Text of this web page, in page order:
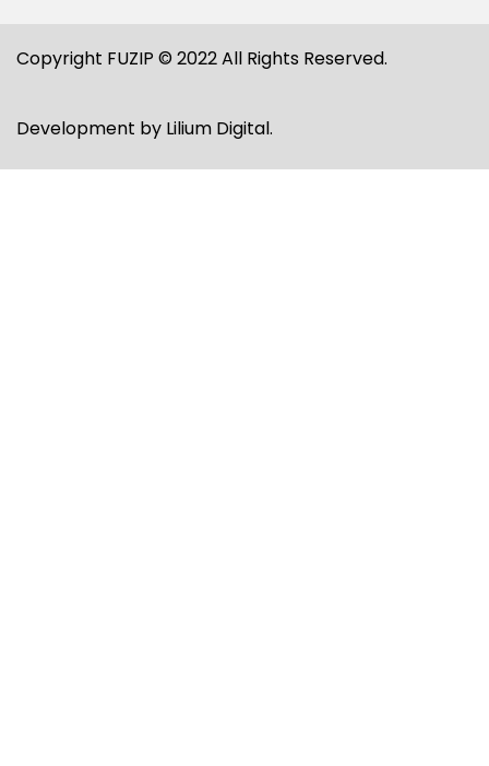
Copyright FUZIP © 2022 All Rights Reserved.
Development by Lilium Digital.